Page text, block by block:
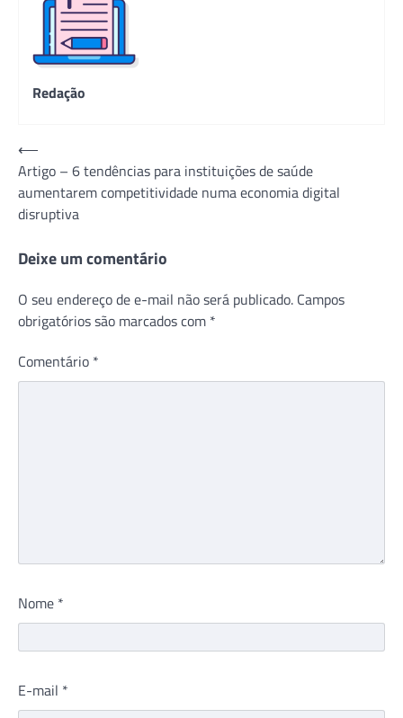
Redação
Navegação
de
Post
⟵
Artigo – 6 tendências para instituições de saúde
aumentarem competitividade numa economia digital
disruptiva
Deixe um comentário
O seu endereço de e-mail não será publicado. Campos
obrigatórios são marcados com *
Comentário *
Nome *
E-mail *